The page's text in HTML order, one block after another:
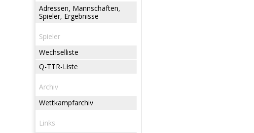
Adressen, Mannschaften,
Spieler, Ergebnisse
Spieler
Wechselliste
Q-TTR-Liste
Archiv
Wettkampfarchiv
Links